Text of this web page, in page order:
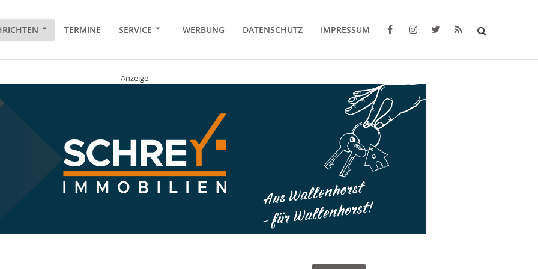
TERMINE SERVICE WERBUNG DATENSCHUTZ IMPRESSUM
Anzeige